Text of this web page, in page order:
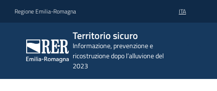
Regione Emilia-Romagna ITA
Territorio sicuro
Informazione, prevenzione e
ricostruzione dopo l’alluvione del
2023
Territorio
sicuro
Informazione,
prevenzione e
ricostruzione
dopo